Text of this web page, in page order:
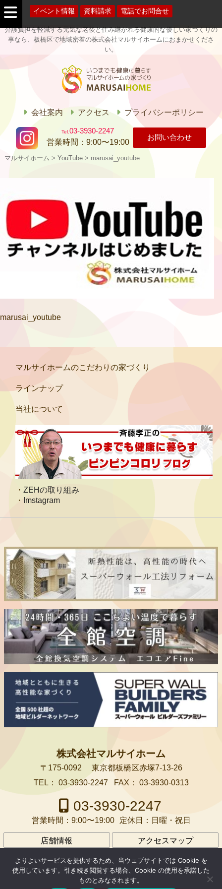
介護負担を軽減する元気な老後と住み継がれる健康的な優しい家づくりの
事なら、板橋区で地域密着の株式会社マルサイホームにおまかせくださ
い。
マルサイホー
会社案内 アクセス プライバシーポリシー
03-3930-2247
営業時間： 9:00〜19:00
お問い合わせ
イベント情報 資料請求 電話でお問合せ
マルサイホーム > YouTube> marusai_youtube
marusai_youtube
マルサイホームのこだわりの家づくり
ラインナップ
当社について
ZEHの取り組み
Imstagram
株式会社マルサイホーム
〒175-0092
東京都板橋区赤塚7-13-26
TEL：
03-3930-2247 FAX： 03-3930-0313
03-3930-2247
営業時間： 9:00〜19:00 定休日： 日曜・祝日
店舗情報
アクセスマップ
よりよいサービスを提供するため、当ウェブサイトでは Cookie を
使用しています。引き続き閲覧する場合、Cookie の使用を承諾した
ものとみなされます。